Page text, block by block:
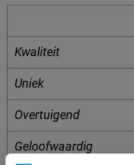
Kwaliteit
Uniek
Overtuigend
Geloofwaardig